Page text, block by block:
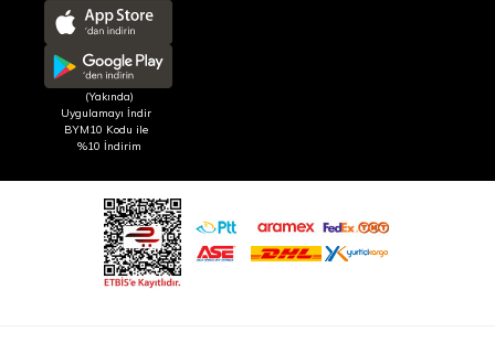
(Yakında)
Uygulamayı İndir
BYM10 Kodu ile
%10 İndirim